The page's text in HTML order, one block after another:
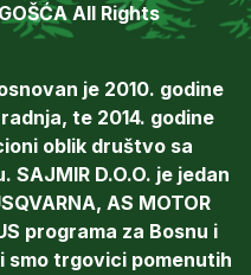
All Rights
je 2010. godine
te 2014. godine
oblik društvo sa
D.O.O. je jedan
AS MOTOR
programa za Bosnu i
smo trgovici pomenutih